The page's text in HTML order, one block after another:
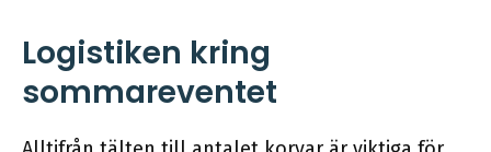
Logistiken kring
sommareventet